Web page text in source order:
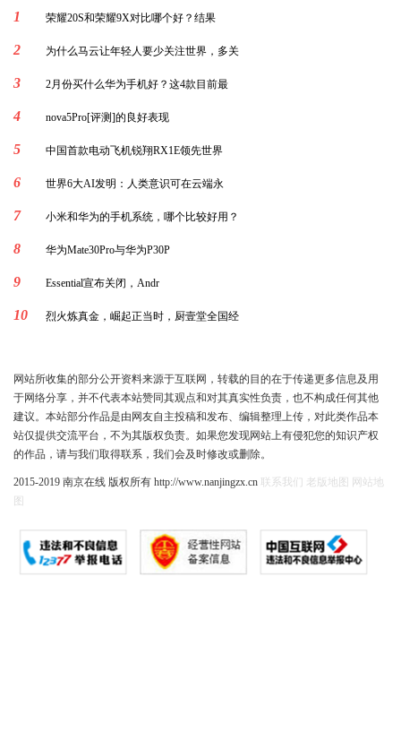
1 荣耀20S和荣耀9X对比哪个好？结果
2 为什么马云让年轻人要少关注世界，多关
3 2月份买什么华为手机好？这4款目前最
4 nova5Pro[评测]的良好表现
5 中国首款电动飞机锐翔RX1E领先世界
6 世界6大AI发明：人类意识可在云端永
7 小米和华为的手机系统，哪个比较好用？
8 华为Mate30Pro与华为P30P
9 Essential宣布关闭，Andr
10 烈火炼真金，崛起正当时，厨壹堂全国经
网站所收集的部分公开资料来源于互联网，转载的目的在于传递更多信息及用
于网络分享，并不代表本站赞同其观点和对其真实性负责，也不构成任何其他
建议。本站部分作品是由网友自主投稿和发布、编辑整理上传，对此类作品本
站仅提供交流平台，不为其版权负责。如果您发现网站上有侵犯您的知识产权
的作品，请与我们取得联系，我们会及时修改或删除。
2015-2019 南京在线 版权所有 http://www.nanjingzx.cn 联系我们 老版地图
网站地
图